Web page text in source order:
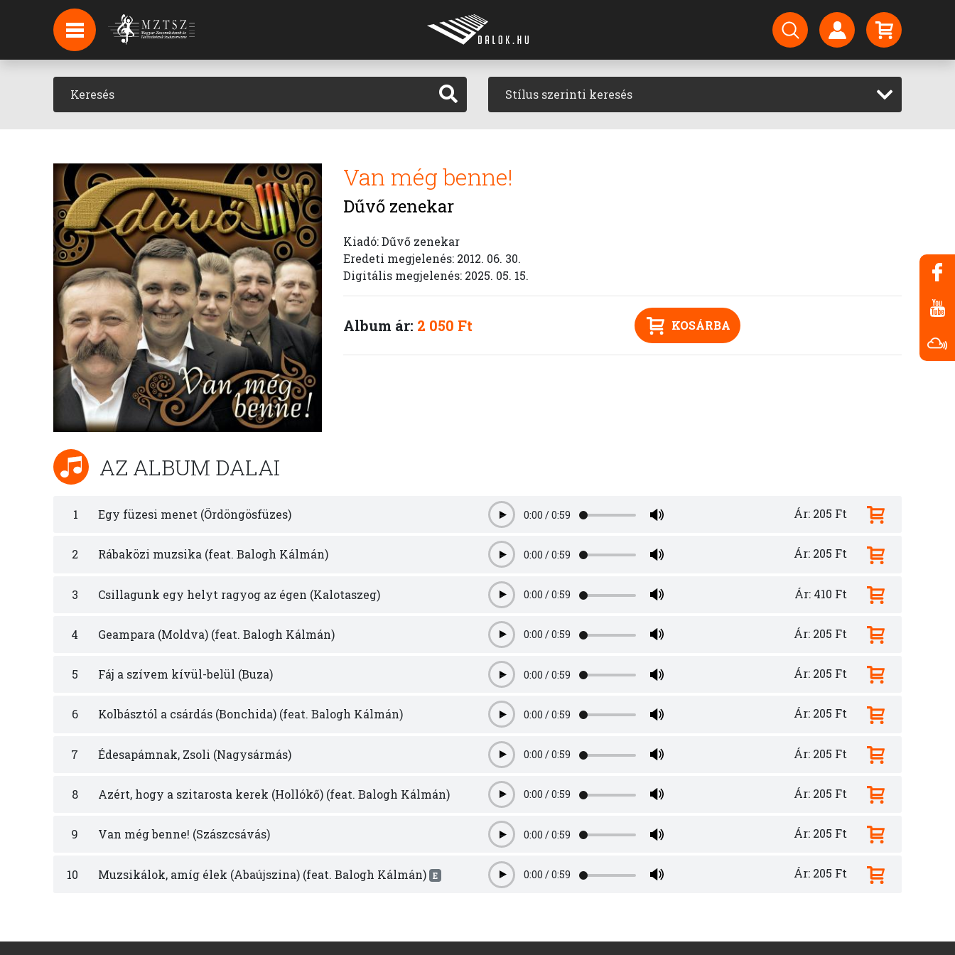
HÍREK
HÍRLEVÉL FELIRATKOZÁS
PODCAST Stílus szerinti keresés
Van még benne!
Dűvő zenekar
Kiadó: Dűvő zenekar
Eredeti megjelenés: 2012. 06. 30.
Digitális megjelenés: 2025. 05. 15.
Album ár: 2 050 Ft KOSÁRBA
AZ ALBUM DALAI
1 Egy füzesi menet (Ördöngösfüzes) Play0:00 /0:59 Ár: 205 Ft
2 Rábaközi muzsika (feat. Balogh Kálmán) Play0:00 /0:59 Ár: 205 Ft
3 Csillagunk egy helyt ragyog az égen (Kalotaszeg) Play0:00 /0:59 Ár: 410 Ft
4 Geampara (Moldva) (feat. Balogh Kálmán) Play0:00 /0:59 Ár: 205 Ft
5 Fáj a szívem kívül-belül (Buza) Play0:00 /0:59 Ár: 205 Ft
6 Kolbásztól a csárdás (Bonchida) (feat. Balogh Kálmán) Play0:00 /0:59 Ár: 205 Ft
7 Édesapámnak, Zsoli (Nagysármás) Play0:00 /0:59 Ár: 205 Ft
8 Azért, hogy a szitarosta kerek (Hollókő) (feat. Balogh Kálmán) Play0:00 /0:59 Ár: 205 Ft
9 Van még benne! (Szászcsávás) Play0:00 /0:59 Ár: 205 Ft
10 Muzsikálok, amíg élek (Abaújszina) (feat. Balogh Kálmán) E Play0:00 /0:59 Ár: 205 Ft